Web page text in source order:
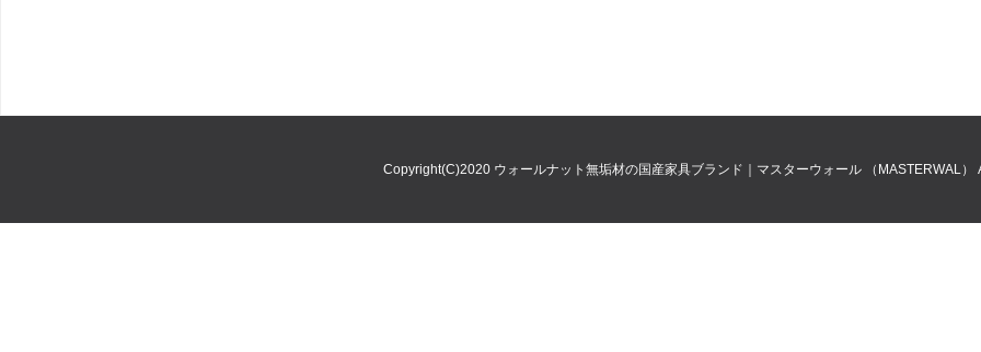
Copyright(C)2020 ウォールナット無垢材の国産家具ブランド｜マスターウォール （MASTERWAL）